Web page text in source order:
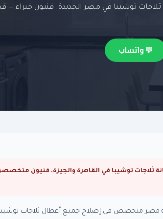
توشيبا في مصر الجديدة. فنيون خبراء —
💬 واتساب
مصر متخصص في إصلاح جميع أعطال ثلاجات